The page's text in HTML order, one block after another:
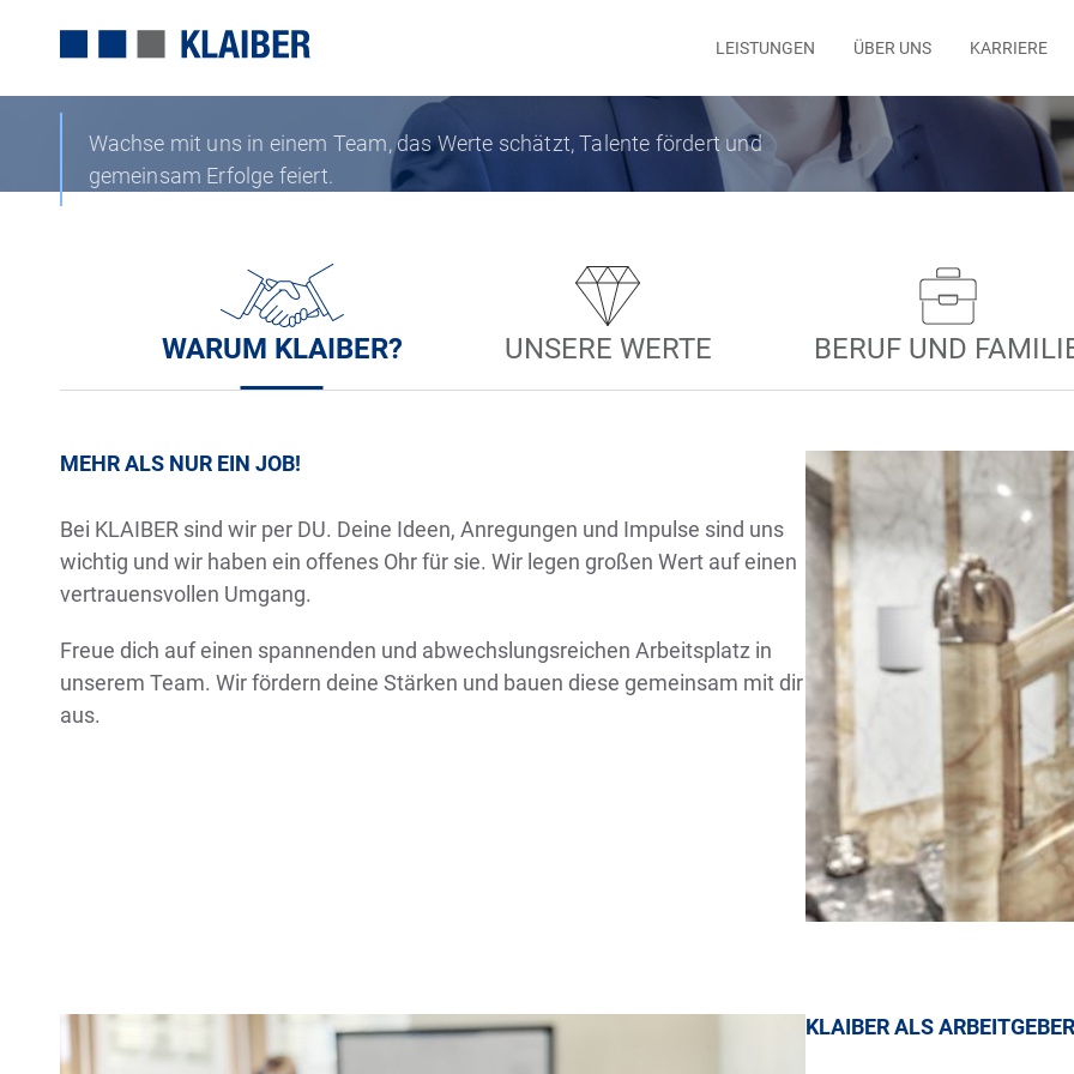
LEISTUNGEN ÜBER UNS KARRIERE
KARRIERE
Wachse mit uns in einem Team, das Werte schätzt, Talente fördert und
gemeinsam Erfolge feiert.
WARUM KLAIBER? UNSERE WERTE BERUF UND
MEHR ALS NUR EIN JOB!
Bei KLAIBER sind wir per DU. Deine Ideen, Anregungen und Impulse sind uns
wichtig und wir haben ein offenes Ohr für sie. Wir legen großen Wert auf einen
vertrauensvollen Umgang.
Freue dich auf einen spannenden und abwechslungsreichen Arbeitsplatz in
unserem Team. Wir fördern deine Stärken und bauen diese gemeinsam mit dir
aus.
KLAIBER ALS ARBEITGEBER